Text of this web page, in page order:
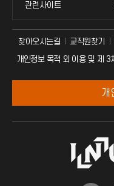
관련사이트
찾아오시는길 교직원찾기
개인정보 목적 외 이용 및 제 3
개